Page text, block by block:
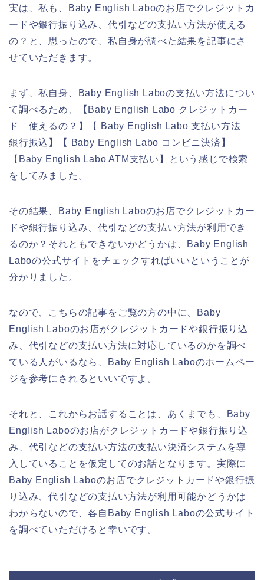
実は、私も、Baby English Laboのお店でクレジットカ
ードや銀行振り込み、代引などの支払い方法が使える
の？と、思ったので、私自身が調べた結果を記事にさ
せていただきます。
まず、私自身、Baby English Laboの支払い方法につい
て調べるため、【Baby English Labo クレジットカー
ド 使えるの？】【 Baby English Labo 支払い方法
銀行振込】【 Baby English Labo コンビニ決済】
【Baby English Labo ATM支払い】という感じで検索
をしてみました。
その結果、Baby English Laboのお店でクレジットカー
ドや銀行振り込み、代引などの支払い方法が利用でき
るのか？それともできないかどうかは、Baby English
Laboの公式サイトをチェックすればいいということが
分かりました。
なので、こちらの記事をご覧の方の中に、Baby
English Laboのお店がクレジットカードや銀行振り込
み、代引などの支払い方法に対応しているのかを調べ
ている人がいるなら、Baby English Laboのホームペー
ジを参考にされるといいですよ。
それと、これからお話することは、あくまでも、Baby
English Laboのお店がクレジットカードや銀行振り込
み、代引などの支払い方法の支払い決済システムを導
入していることを仮定してのお話となります。実際に
Baby English Laboのお店でクレジットカードや銀行振
り込み、代引などの支払い方法が利用可能かどうかは
わからないので、各自Baby English Laboの公式サイト
を調べていただけると幸いです。